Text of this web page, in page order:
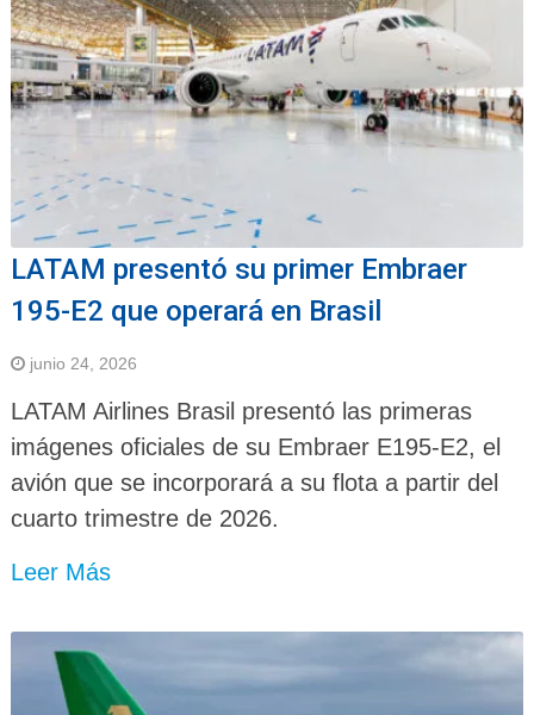
LATAM presentó su primer Embraer
195-E2 que operará en Brasil
junio 24, 2026
LATAM Airlines Brasil presentó las primeras
imágenes oficiales de su Embraer E195-E2, el
avión que se incorporará a su flota a partir del
cuarto trimestre de 2026.
Leer Más